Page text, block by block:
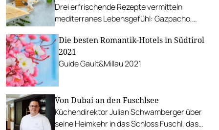
Drei erfrischende Rezepte vermitteln
mediterranes Lebensgefühl: Gazpacho,
Die besten Romantik-Hotels in Südtirol
2021
Guide Gault&Millau 2021
Von Dubai an den Fuschlsee
Küchendirektor Julian Schwamberger über
seine Heimkehr in das Schloss Fuschl, das